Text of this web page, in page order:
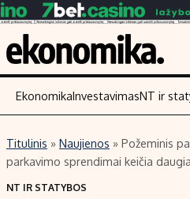
Turinys
Naujienos
EkonomikaInvestavimasNT ir
Titulinis » Naujienos » Požeminis
parkavimo sprendimai keičia
NT IR STATYBOS